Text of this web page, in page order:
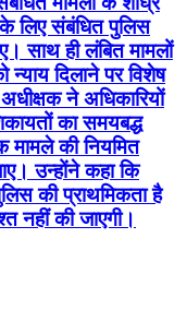
के लिए संबंधित पुलिस
साथ ही लंबित मामलों
दिलाने पर विशेष
ने अधिकारियों
का समयबद्ध
मामले की नियमित
उन्होंने कहा कि
की प्राथमिकता है
नहीं की जाएगी।